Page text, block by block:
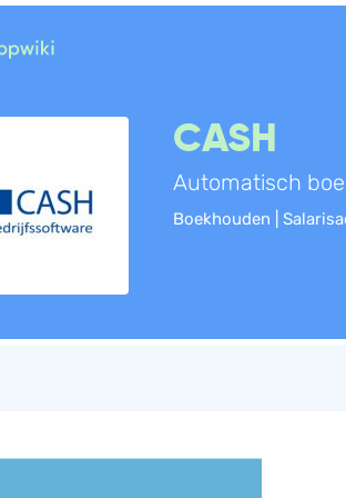
CASH
Automatisch
Boekhouden |